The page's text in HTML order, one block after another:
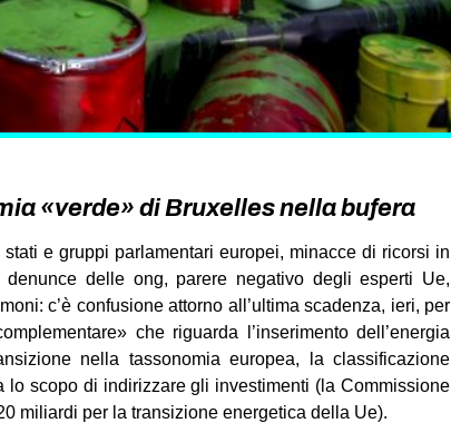
«verde» di Bruxelles nella bufera
e gruppi parlamentari europei, minacce di ricorsi in
delle ong, parere negativo degli esperti Ue,
c’è confusione attorno all’ultima scadenza, ieri, per
che riguarda l’inserimento dell’energia
nella tassonomia europea, la classificazione
lo scopo di indirizzare gli investimenti (la Commissione
miliardi per la transizione energetica della Ue).